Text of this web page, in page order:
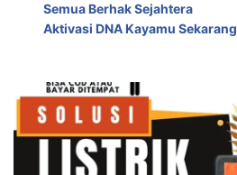
Semua Berhak Sejahtera
Aktivasi DNA Kayamu Sekarang